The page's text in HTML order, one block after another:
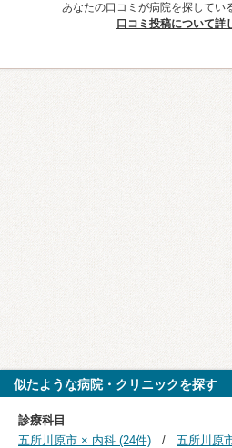
あなたの口コミが病院を探してい
口コミ投稿について詳
似たような病院・クリニックを探す
診療科目
五所川原市 × 内科 (24件)
五所川原